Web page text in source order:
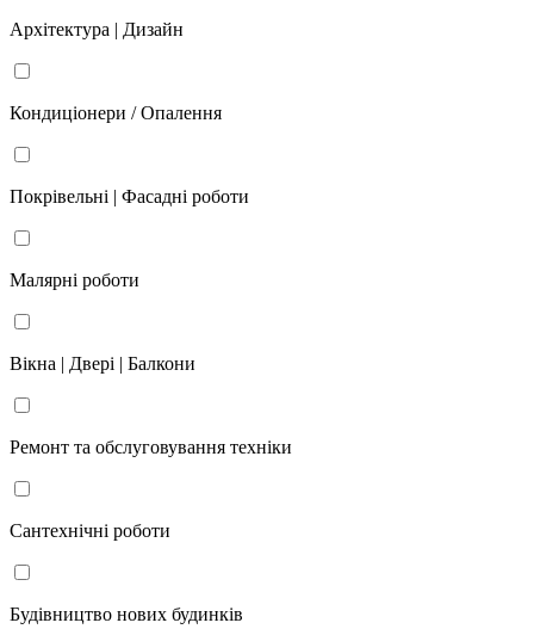
Архітектура | Дизайн
Кондиціонери / Опалення
Покрівельні | Фасадні роботи
Малярні роботи
Вікна | Двері | Балкони
Ремонт та обслуговування техніки
Сантехнічні роботи
Будівництво нових будинків